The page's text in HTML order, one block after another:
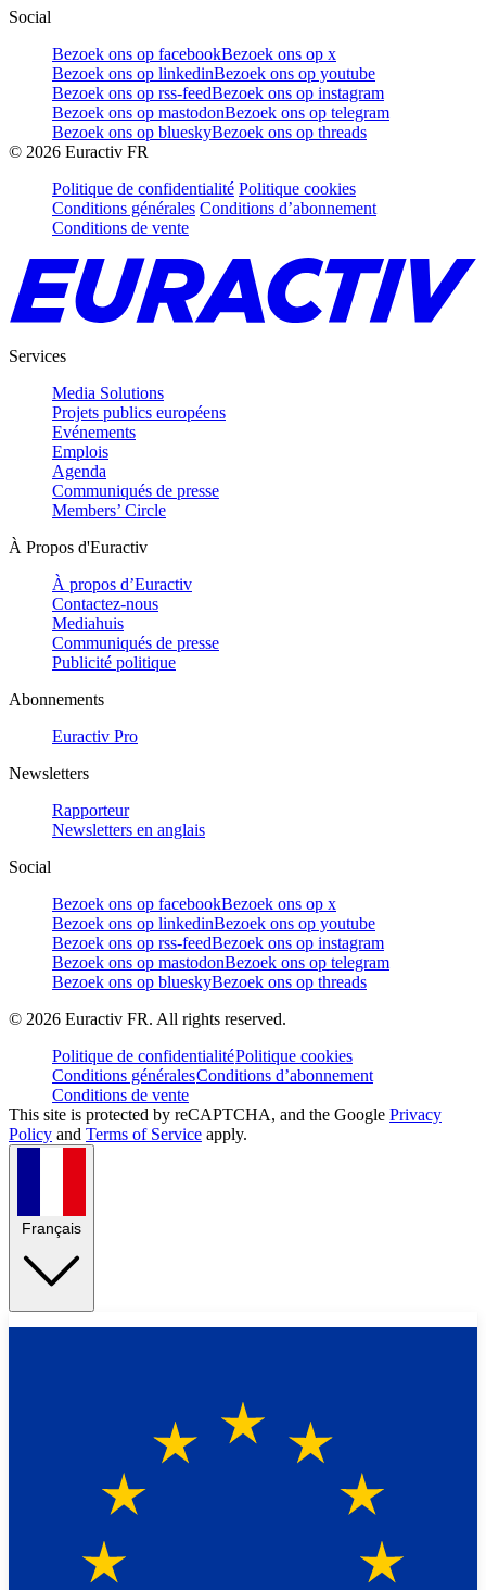
Social
Bezoek ons op facebookBezoek ons op x
Bezoek ons op linkedinBezoek ons op youtube
Bezoek ons op rss-feedBezoek ons op instagram
Bezoek ons op mastodonBezoek ons op telegram
Bezoek ons op blueskyBezoek ons op threads
© 2026 Euractiv FR
Politique de confidentialité Politique cookies
Conditions générales Conditions d’abonnement
Conditions de vente
Services
Media Solutions
Projets publics européens
Evénements
Emplois
Agenda
Communiqués de presse
Members’ Circle
À Propos d'Euractiv
À propos d’Euractiv
Contactez-nous
Mediahuis
Communiqués de presse
Publicité politique
Abonnements
Euractiv Pro
Newsletters
Rapporteur
Newsletters en anglais
Social
Bezoek ons op facebookBezoek ons op x
Bezoek ons op linkedinBezoek ons op youtube
Bezoek ons op rss-feedBezoek ons op instagram
Bezoek ons op mastodonBezoek ons op telegram
Bezoek ons op blueskyBezoek ons op threads
© 2026 Euractiv FR. All rights reserved.
Politique de confidentialitéPolitique cookies
Conditions généralesConditions d’abonnement
Conditions de vente
This site is protected by reCAPTCHA, and the Google Privacy
Policy and Terms of Service apply.
Français